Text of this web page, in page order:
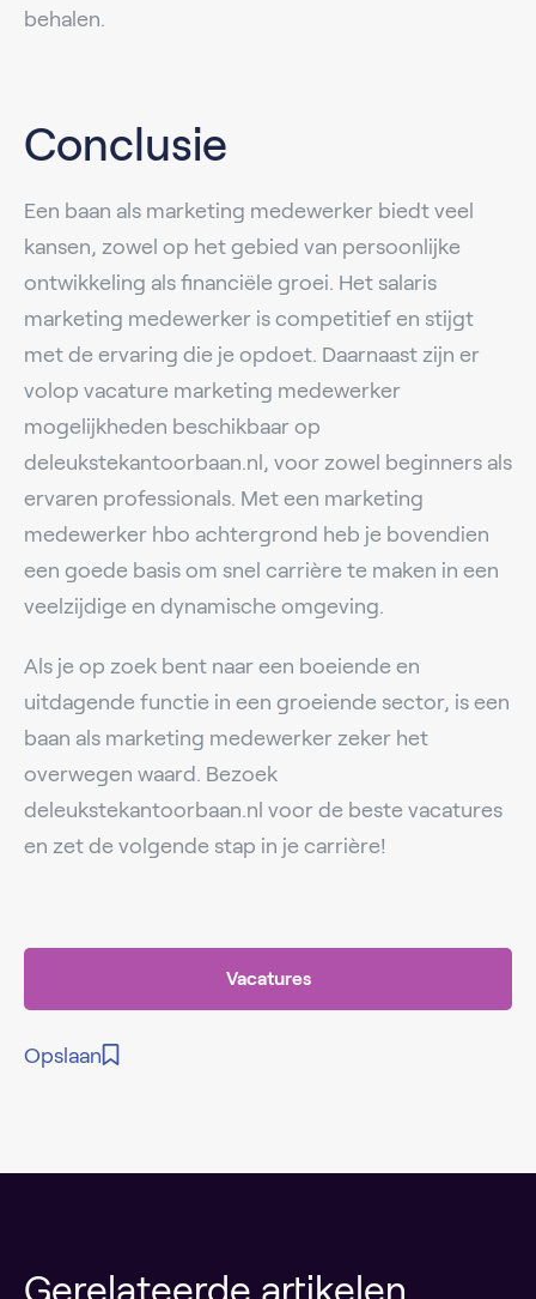
behalen.
Conclusie
Een baan als marketing medewerker biedt veel
kansen, zowel op het gebied van persoonlijke
ontwikkeling als financiële groei. Het salaris
marketing medewerker is competitief en stijgt
met de ervaring die je opdoet. Daarnaast zijn er
volop vacature marketing medewerker
mogelijkheden beschikbaar op
deleukstekantoorbaan.nl, voor zowel beginners als
ervaren professionals. Met een marketing
medewerker hbo achtergrond heb je bovendien
een goede basis om snel carrière te maken in een
veelzijdige en dynamische omgeving.
Als je op zoek bent naar een boeiende en
uitdagende functie in een groeiende sector, is een
baan als marketing medewerker zeker het
overwegen waard. Bezoek
deleukstekantoorbaan.nl voor de beste vacatures
en zet de volgende stap in je carrière!
Vacatures
Opslaan
Gerelateerde artikelen